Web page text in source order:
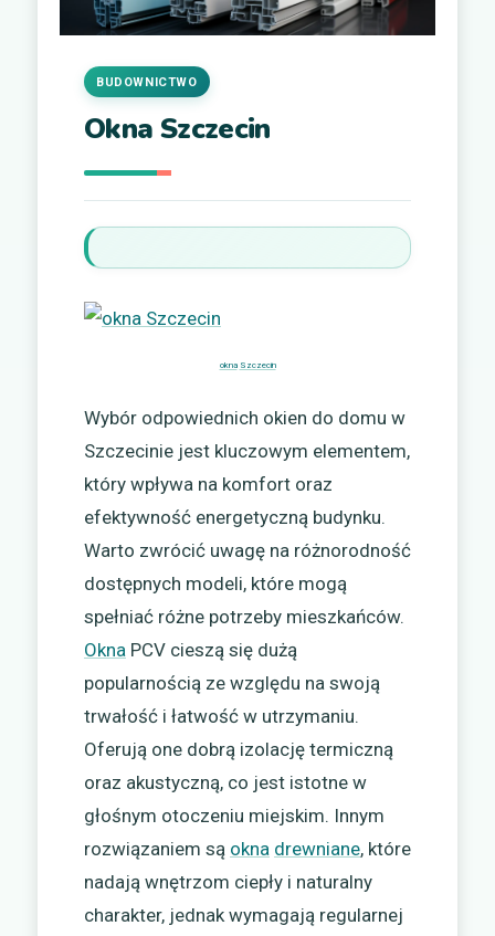
Okna Szczecin
BUDOWNICTWO
okna Szczecin
Wybór odpowiednich okien do domu w
Szczecinie jest kluczowym elementem,
który wpływa na komfort oraz
efektywność energetyczną budynku.
Warto zwrócić uwagę na różnorodność
dostępnych modeli, które mogą
spełniać różne potrzeby mieszkańców.
Okna PCV cieszą się dużą
popularnością ze względu na swoją
trwałość i łatwość w utrzymaniu.
Oferują one dobrą izolację termiczną
oraz akustyczną, co jest istotne w
głośnym otoczeniu miejskim. Innym
rozwiązaniem są okna drewniane, które
nadają wnętrzom ciepły i naturalny
charakter, jednak wymagają regularnej